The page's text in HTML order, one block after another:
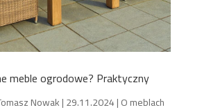
meble ogrodowe? Praktyczny
Nowak|29.11.2024|O meblach